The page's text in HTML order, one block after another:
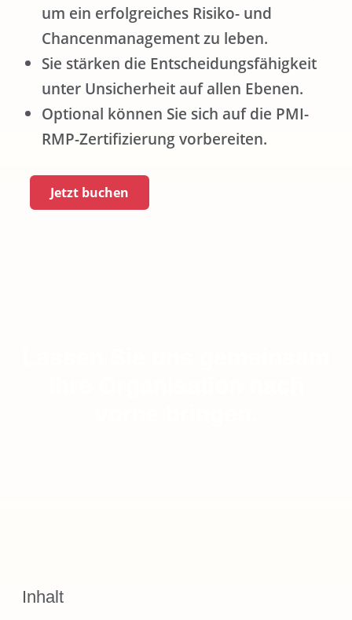
um ein erfolgreiches Risiko- und
Chancenmanagement zu leben.
Sie stärken die Entscheidungsfähigkeit
unter Unsicherheit auf allen Ebenen.
Optional können Sie sich auf die PMI-
RMP-Zertifizierung vorbereiten.
Jetzt buchen
Inhalt